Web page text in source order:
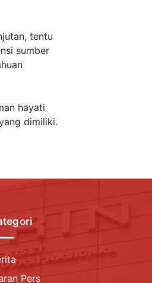
tentu
sumber
hayati
dimiliki.
Pers